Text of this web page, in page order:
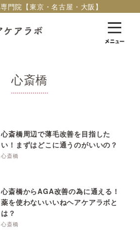
門院【東京・名古屋・大阪】
心斎橋
心斎橋周辺で薄毛改善を目指した
い！まずはどこに通うのがいいの？
心斎橋
心斎橋からAGA改善の為に通える！
薬を使わないいいねヘアケアラボと
は？
心斎橋